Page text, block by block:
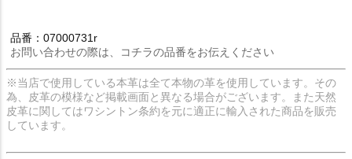
品番：07000731r
お問い合わせの際は、コチラの品番をお伝えください
※当店で使用している本革は全て本物の革を使用しています。その
為、皮革の模様など掲載画面と異なる場合がございます。また天然
皮革に関してはワシントン条約を元に適正に輸入された商品を販売
しています。